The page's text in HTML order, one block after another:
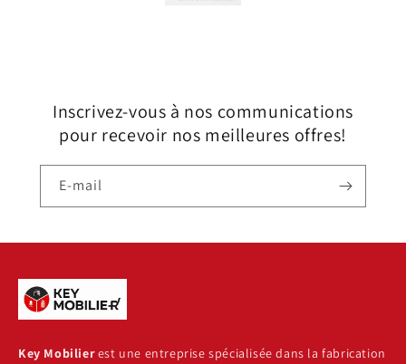
Inscrivez-vous à nos communications
pour recevoir nos meilleures offres!
E-mail
Key Mobilierest une entreprise spécialisée dans la fabrication